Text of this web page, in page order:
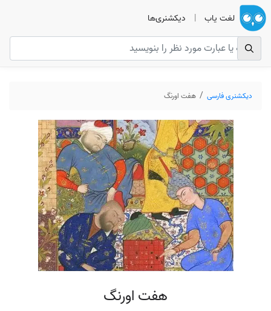
لغت یاب | دیکشنری‌ها
دیکشنری فارسی هفت اورنگ
هفت اورنگ